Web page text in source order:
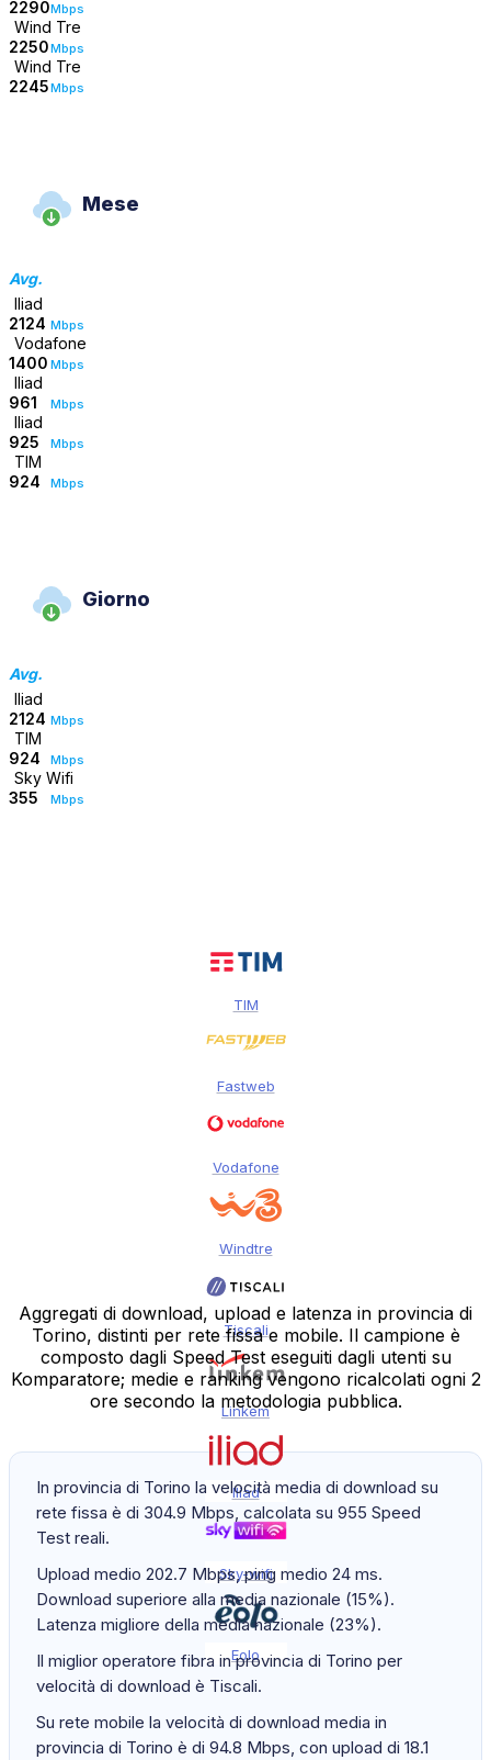
2290Mbps
Wind Tre
2250Mbps
Wind Tre
2245Mbps
Mese
Avg.
Iliad
2124 Mbps
Vodafone
1400 Mbps
Iliad
961
Mbps
Iliad
925
Mbps
TIM
924
Mbps
Giorno
Avg.
Iliad
2124 Mbps
TIM
924
Mbps
Sky Wifi
355
Mbps
TIM
Fastweb
Vodafone
Windtre
Tiscali
Linkem
Iliad
Sky-wifi
Eolo
Aggregati di download, upload e latenza in provincia di
Torino, distinti per rete fissa e mobile. Il campione è
composto dagli Speed Test eseguiti dagli utenti su
Komparatore; medie e ranking vengono ricalcolati ogni 2
ore secondo la metodologia pubblica.
In provincia di Torino la velocità media di download su
rete fissa è di 304.9 Mbps, calcolata su 955 Speed
Test reali.
Upload medio 202.7 Mbps, ping medio 24 ms.
Download superiore alla media nazionale (15%).
Latenza migliore della media nazionale (23%).
Il miglior operatore fibra in provincia di Torino per
velocità di download è Tiscali.
Su rete mobile la velocità di download media in
provincia di Torino è di 94.8 Mbps, con upload di 18.1